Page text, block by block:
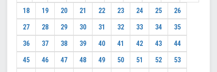
18 19 20 21 22 23 24 25 26
27 28 29 30 31 32 33 34 35
36 37 38 39 40 41 42 43 44
45 46 47 48 49 50 51 52 53